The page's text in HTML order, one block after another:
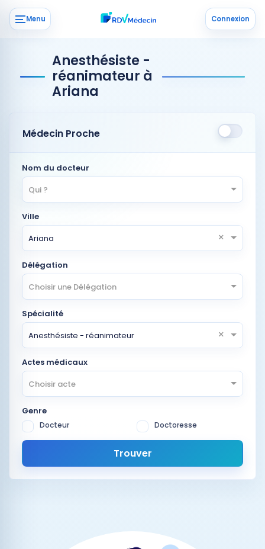
Menu Connexion
Anesthésiste -
réanimateur à
Ariana
Médecin Proche
Nom du docteur
Qui ?
Ville
Ariana
×
Délégation
Choisir une Délégation
Spécialité
Anesthésiste - réanimateur
×
Actes médicaux
Choisir acte
Genre
Docteur Doctoresse
Trouver